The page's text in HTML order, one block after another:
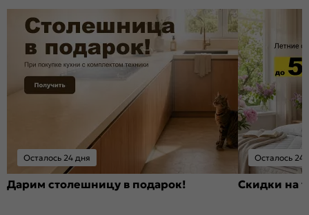
Осталось 24 дня
Дарим столешницу в подарок!
Осталось 24
Скидки на